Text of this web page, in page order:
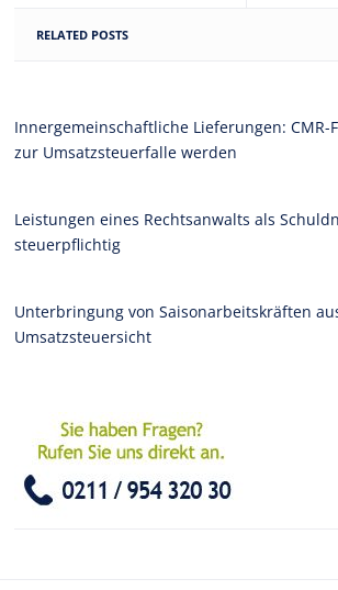
RELATED POSTS
Innergemeinschaftliche Lieferungen: CMR-
zur Umsatzsteuerfalle werden
Leistungen eines Rechtsanwalts als
steuerpflichtig
Unterbringung von Saisonarbeitskräften
Umsatzsteuersicht